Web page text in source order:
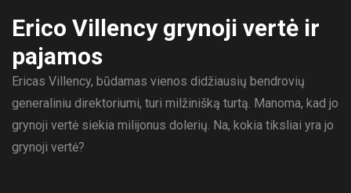
Erico Villency grynoji vertė ir
pajamos
Ericas Villency, būdamas vienos didžiausių bendrovių
generaliniu direktoriumi, turi milžinišką turtą. Manoma, kad jo
grynoji vertė siekia milijonus dolerių. Na, kokia tiksliai yra jo
grynoji vertė?